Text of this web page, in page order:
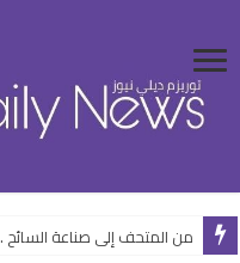
من المتحف إلى صناعة السائح